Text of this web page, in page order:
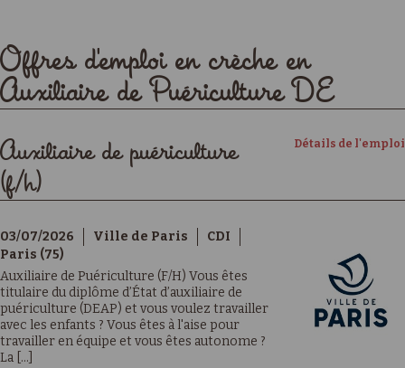
Offres d'emploi en crèche en
Auxiliaire de Puériculture DE
Détails de l'emploi
Auxiliaire de puériculture
(f/h)
03/07/2026 Ville de Paris
CDI
Paris (75)
Auxiliaire de Puériculture (F/H) Vous êtes
titulaire du diplôme d’État d’auxiliaire de
puériculture (DEAP) et vous voulez travailler
avec les enfants ? Vous êtes à l'aise pour
travailler en équipe et vous êtes autonome ?
La [...]